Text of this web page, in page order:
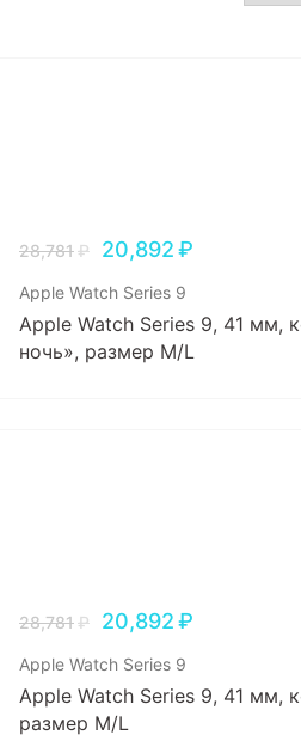
28,781₽ 20,892₽
Apple Watch Series 9
Apple Watch Series 9, 41 мм,
ночь», размер M/L
28,781₽ 20,892₽
Apple Watch Series 9
Apple Watch Series 9, 41 мм,
размер M/L